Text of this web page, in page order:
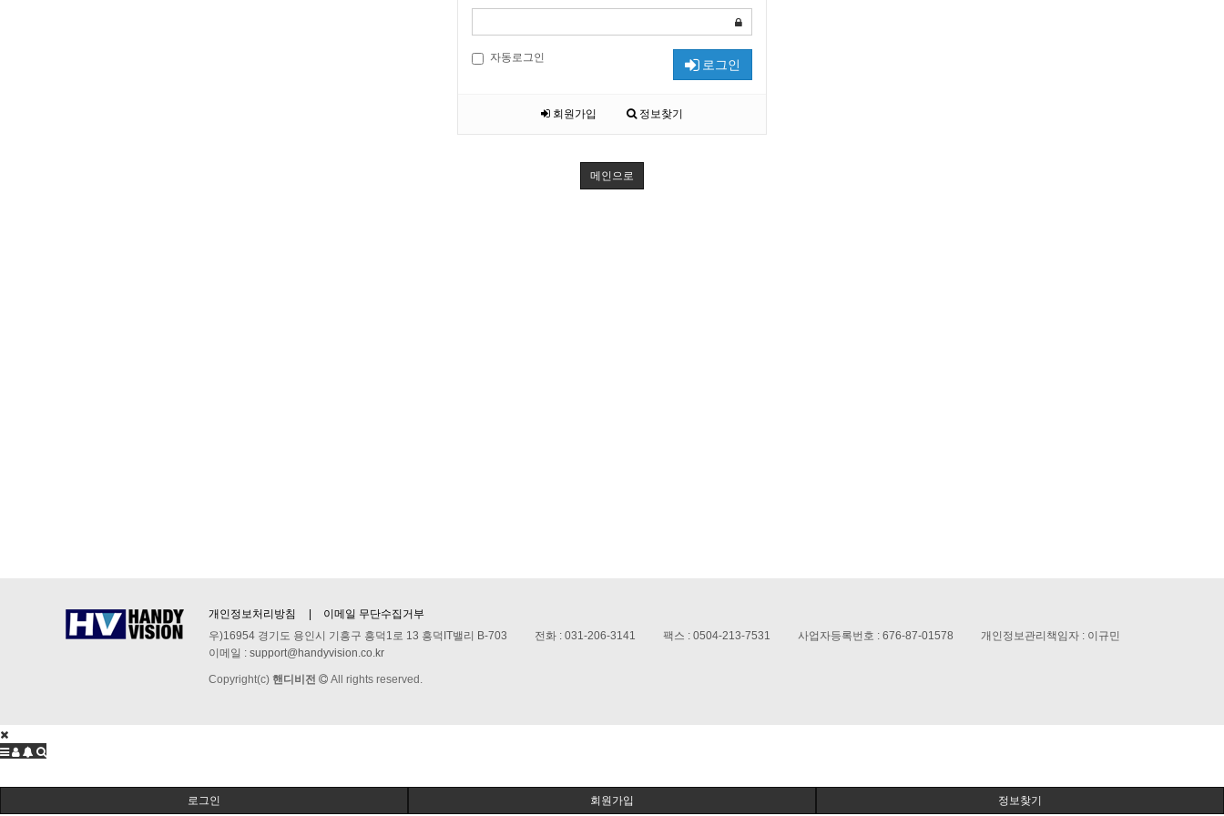
자동로그인 로그인
회원가입 정보찾기
메인으로
개인정보처리방침
이메일 무단수집거부
우)16954 경기도 용인시 기흥구 흥덕1로 13 흥덕IT밸리 B-703
전화 : 031-206-3141 팩스 : 0504-213-7531 사업자등록번호 : 676-87-01578
개인정보관리책임자 : 이규민
이메일 : support@handyvision.co.kr
Copyright(c) 핸디비전 All rights reserved.
로그인 회원가입 정보찾기